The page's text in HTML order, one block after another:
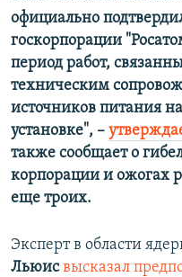
официально
госкорпорации
период работ,
техническим
источников питания
установке", –
также сообщает о
корпорации и ожогах
еще троих.
Эксперт в области
Льюис высказал